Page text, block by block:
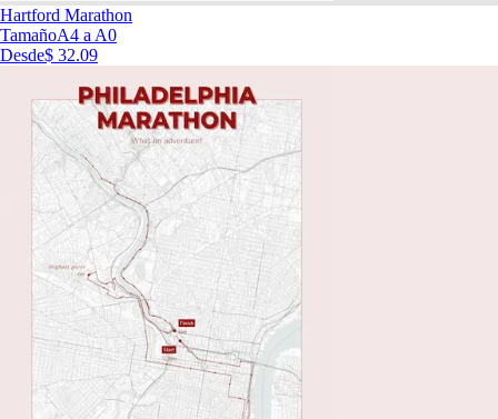
Hartford Marathon
TamañoA4 a A0
Desde$ 32.09